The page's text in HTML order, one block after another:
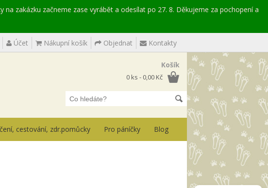
zakázku začneme zase vyrábět a odesílat po 27. 8. Děkujeme za pochopení a
Účet Nákupní košík Objednat Kontakty
Košík
0 ks - 0,00 Kč
cestování, zdr.pomůcky Pro páníčky Blog